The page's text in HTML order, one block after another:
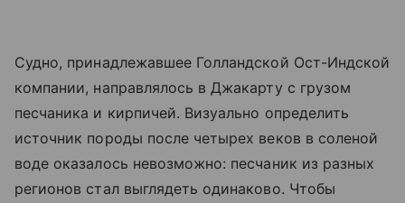
Судно, принадлежавшее Голландской Ост-Индской
компании, направлялось в Джакарту с грузом
песчаника и кирпичей. Визуально определить
источник породы после четырех веков в соленой
воде оказалось невозможно: песчаник из разных
регионов стал выглядеть одинаково. Чтобы